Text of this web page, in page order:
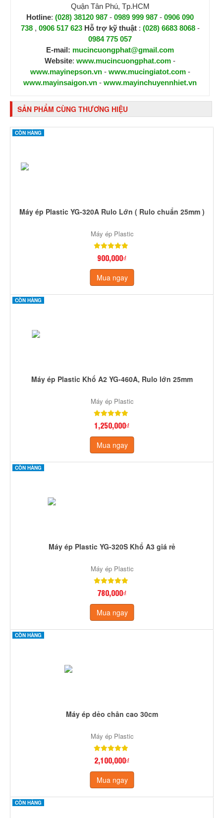
Quận Tân Phú, Tp.HCM
Hotline: (028) 38120 987 - 0989 999 987 - 0906 090
738, 0906 517 623 Hỗ trợ kỹ thuật : (028) 6683 8068-
0984 775 057
E-mail: mucincuongphat@gmail.com
Website: www.mucincuongphat.com -
www.mayinepson.vn- www.mucingiatot.com-
www.mayinsaigon.vn - www.mayinchuyennhiet.vn
SẢN PHẨM CÙNG THƯƠNG HIỆU
CÒN HÀNG
Máy ép Plastic YG-320A Rulo Lớn ( Rulo chuẩn 25mm )
Máy ép Plastic
900,000₫
Mua ngay
CÒN HÀNG
Máy ép Plastic Khổ A2 YG-460A, Rulo lớn 25mm
Máy ép Plastic
1,250,000₫
Mua ngay
CÒN HÀNG
Máy ép Plastic YG-320S Khổ A3 giá rẻ
Máy ép Plastic
780,000₫
Mua ngay
CÒN HÀNG
Máy ép dẻo chân cao 30cm
Máy ép Plastic
2,100,000₫
Mua ngay
CÒN HÀNG